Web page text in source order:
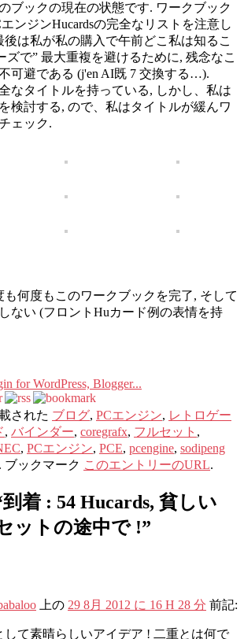
ブックの現在の状態です. ワークブック
ンジンHucardsの完全なリストを注意し
は私が私の購入で午前どこ私は知るこ
ズで” 最大重複を避けるために, 残念なこ
可避である (j'en AI既 7 交換する…).
なタイトルを持っている, しかし、私は
検討する, ので、私はタイトルが緩んワ
ェック.
も何度もこのワークブックを完了, そして
ない (フロントHuカード例の表情を持
された ブログ, PCエンジン, レトロゲー
, バインダー, coregrafx, フルセット ,
, PCエンジン, PCE, pcengine, sodipeng
. ブックマーク このエントリーのURL.
到着 : 54 Hucards, 貧しい
ットの途中で !”
上の 29 8月 2012 に 16 H 28 分 前記:
して素晴らしいアイデア ! 二重とは何で